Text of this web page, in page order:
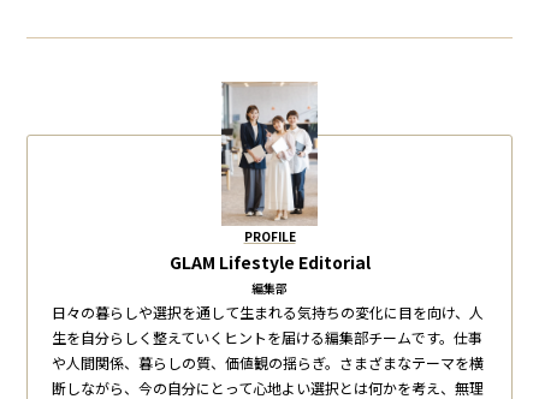
PROFILE
GLAM Lifestyle Editorial
編集部
日々の暮らしや選択を通して生まれる気持ちの変化に目を向け、人
生を自分らしく整えていくヒントを届ける編集部チームです。仕事
や人間関係、暮らしの質、価値観の揺らぎ。さまざまなテーマを横
断しながら、今の自分にとって心地よい選択とは何かを考え、無理